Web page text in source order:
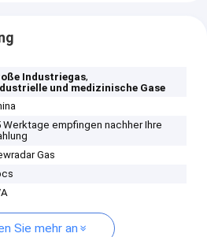
Industriegas,
und medizinische Gase
Werktage empfingen nachher Ihre
Gas
Sie mehr an